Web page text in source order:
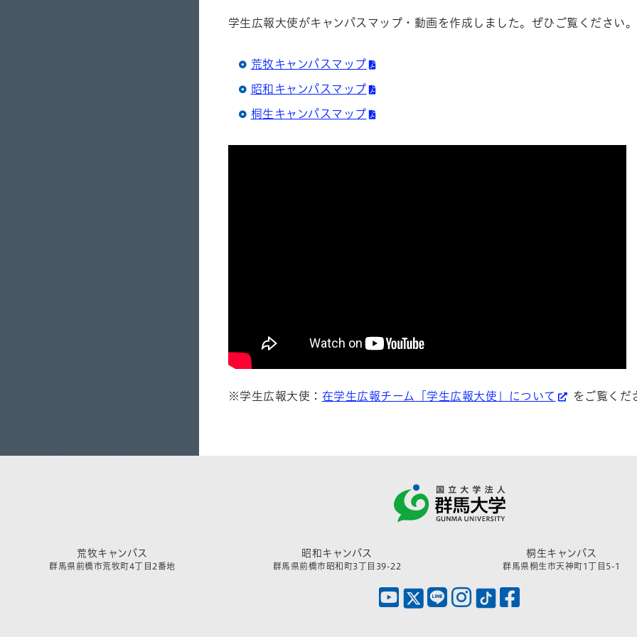
学生広報大使がキャンパスマップ・動画を作成しました。ぜひご覧ください。
荒牧キャンパスマップ
昭和キャンパスマップ
桐生キャンパスマップ
※学生広報大使： 在学生広報チーム「学生広報大使」について をご覧くだ
荒牧キャンパス
群馬県前橋市荒牧町4丁目2番地
昭和キャンパス
群馬県前橋市昭和町3丁目39-22
桐生キャンパス
群馬県桐生市天神町1丁目5-1